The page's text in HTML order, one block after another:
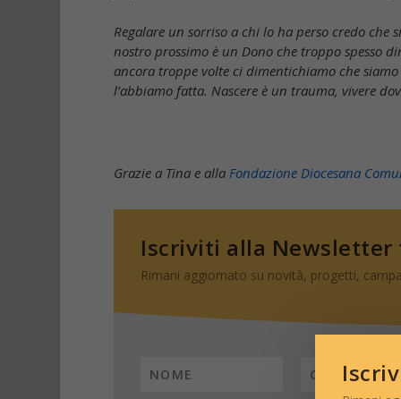
Regalare un sorriso a chi lo ha perso credo
nostro prossimo è un Dono che troppo spesso
ancora troppe volte ci dimentichiamo che
l’abbiamo fatta. Nascere è un trauma, vivere
Grazie a Tina e alla Fondazione Diocesana
Iscriviti alla Newsletter
Rimani aggiornato su novità, progetti,